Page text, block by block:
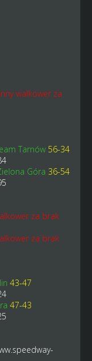
walkower za
Tarnów 56-34
Góra 36-54
za brak
za brak
43-47
47-43